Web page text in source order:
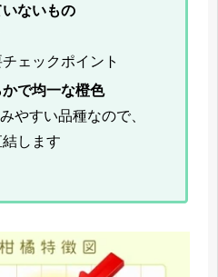
ないもの
ェックポイント
で均一な橙色
やすい品種なので、
します